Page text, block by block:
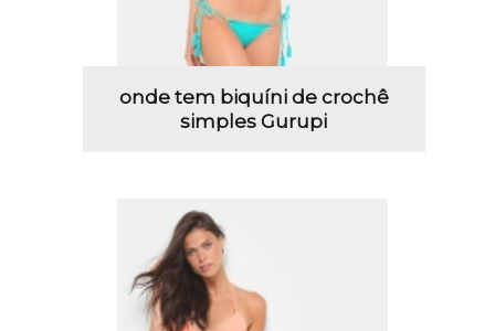
onde tem biquíni de crochê
simples Gurupi